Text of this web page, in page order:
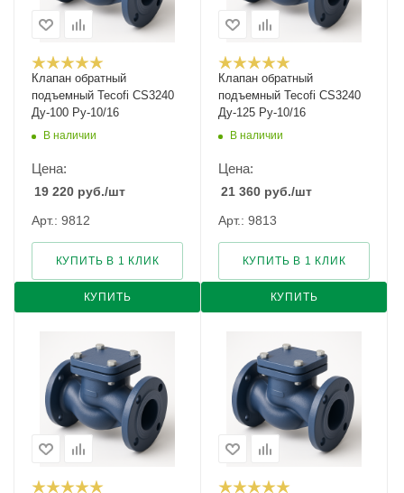
Клапан обратный
подъемный Tecofi CS3240
Ду-100 Ру-10/16
В наличии
Цена:
19 220 руб./шт
Арт.: 9812
КУПИТЬ
КУПИТЬ В 1 КЛИК
Клапан обратный
подъемный Tecofi CS3240
Ду-125 Ру-10/16
В наличии
Цена:
21 360 руб./шт
Арт.: 9813
КУПИТЬ
КУПИТЬ В 1 КЛИК